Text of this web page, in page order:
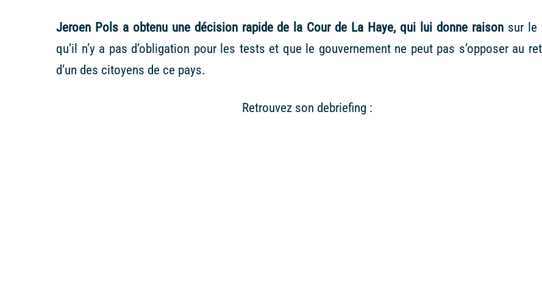
Jeroen Pols a obtenu une décision rapide de la Cour de La Haye, qui lui donne raisonsur le
qu’il n’y a pas d’obligation pour les tests et que le gouvernement ne peut pas s’opposer au
d’un des citoyens de ce pays.
Retrouvez son debriefing :